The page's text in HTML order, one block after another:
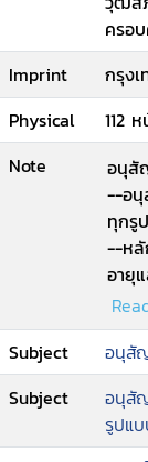
ครอ
Imprint
กรุง
Physical
112
Note
อนุสั
--อนุ
ทุกรู
--หลั
อายุ
--ป
Subject
อนุสั
Subject
อนุสั
รูปแ